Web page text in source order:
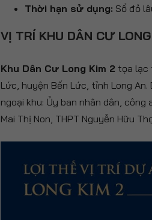
Thời hạn sử dụng: Sổ đỏ
VỊ TRÍ KHU DÂN CƯ LONG
Khu Dân Cư Long Kim 2 tọa lạc
Lức, huyện Bến Lức, tỉnh Long
ngoại khu: Ủy ban nhân dân,
Mai Thị Non, THPT Nguyễn Hữu